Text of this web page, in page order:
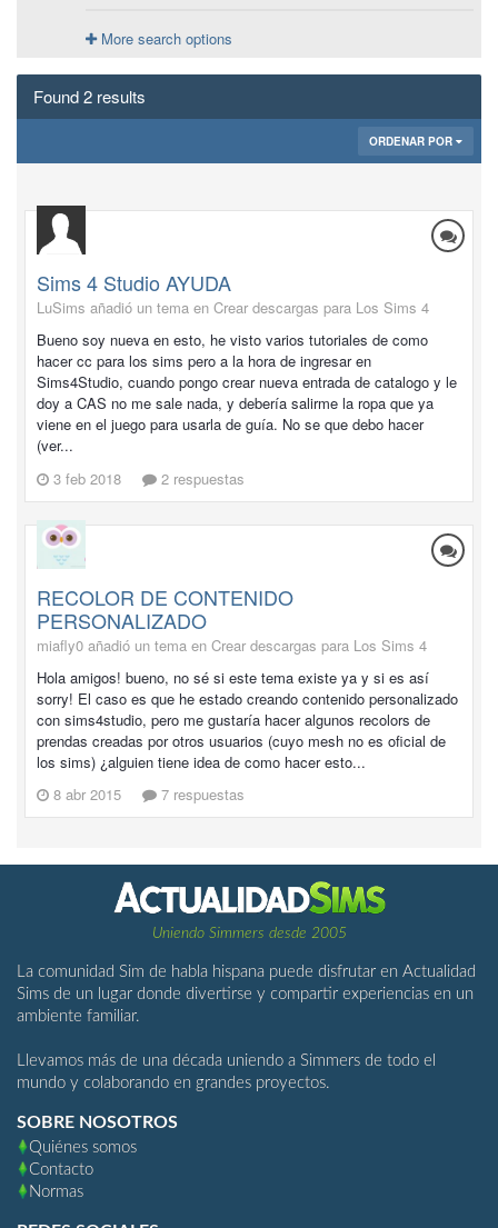
More search options
Found 2 results
ORDENAR POR
Sims 4 Studio AYUDA
LuSims añadió un tema en Crear descargas para Los Sims 4
Bueno soy nueva en esto, he visto varios tutoriales de como
hacer cc para los sims pero a la hora de ingresar en
Sims4Studio, cuando pongo crear nueva entrada de catalogo y le
doy a CAS no me sale nada, y debería salirme la ropa que ya
viene en el juego para usarla de guía. No se que debo hacer
(ver...
3 feb 2018
2 respuestas
RECOLOR DE CONTENIDO
PERSONALIZADO
miafly0 añadió un tema en Crear descargas para Los Sims 4
Hola amigos! bueno, no sé si este tema existe ya y si es así
sorry! El caso es que he estado creando contenido personalizado
con sims4studio, pero me gustaría hacer algunos recolors de
prendas creadas por otros usuarios (cuyo mesh no es oficial de
los sims) ¿alguien tiene idea de como hacer esto...
8 abr 2015
7 respuestas
Uniendo Simmers desde 2005
La comunidad Sim de habla hispana puede disfrutar en Actualidad
Sims de un lugar donde divertirse y compartir experiencias en un
ambiente familiar.
Llevamos más de una década uniendo a Simmers de todo el
mundo y colaborando en grandes proyectos.
SOBRE NOSOTROS
Quiénes somos
Contacto
Normas